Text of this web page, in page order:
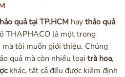
quả tại TP.HCM haythảo quả
THAPHACO là một trong
mà tôi muốn giới thiệu. Chúng
quả mà còn nhiều loại trà hoa,
khác, tất cả đều được kiểm định